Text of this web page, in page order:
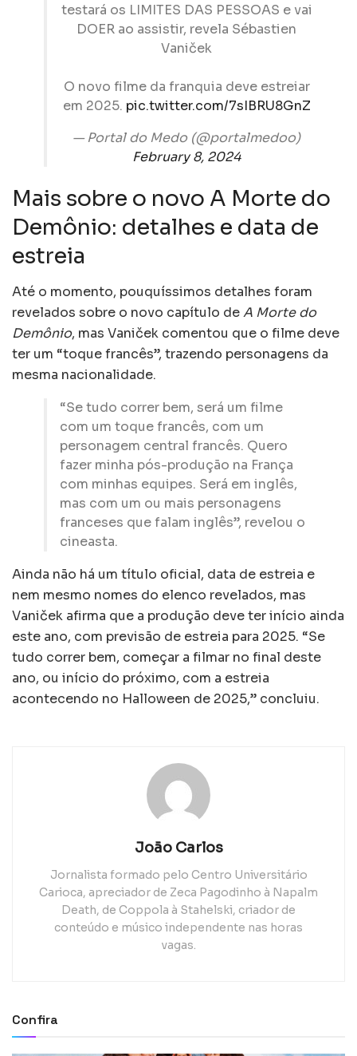
testará os LIMITES DAS PESSOAS e vai
DOER ao assistir, revela Sébastien
Vaniček
O novo filme da franquia deve estreiar
em 2025. pic.twitter.com/7sIBRU8GnZ
— Portal do Medo (@portalmedoo)
February 8, 2024
Mais sobre o novo A Morte do
Demônio: detalhes e data de
estreia
Até o momento, pouquíssimos detalhes foram
revelados sobre o novo capítulo deA Morte do
Demônio, mas Vaniček comentou que o filme deve
ter um “toque francês”, trazendo personagens da
mesma nacionalidade.
“Se tudo correr bem, será um filme
com um toque francês, com um
personagem central francês. Quero
fazer minha pós-produção na França
com minhas equipes. Será em inglês,
mas com um ou mais personagens
franceses que falam inglês”, revelou o
cineasta.
Ainda não há um título oficial, data de estreia e
nem mesmo nomes do elenco revelados, mas
Vaniček afirma que a produção deve ter início ainda
este ano, com previsão de estreia para 2025. “Se
tudo correr bem, começar a filmar no final deste
ano, ou início do próximo, com a estreia
acontecendo no Halloween de 2025,” concluiu.
João Carlos
Jornalista formado pelo Centro Universitário
Carioca, apreciador de Zeca Pagodinho à Napalm
Death, de Coppola à Stahelski, criador de
conteúdo e músico independente nas horas
vagas.
Confira